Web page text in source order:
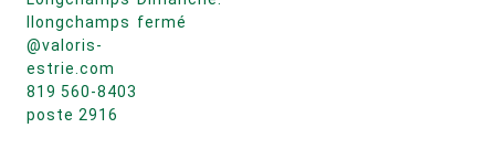
llongchamps
@valoris-
estrie.com
819 560-8403
poste 2916
fermé